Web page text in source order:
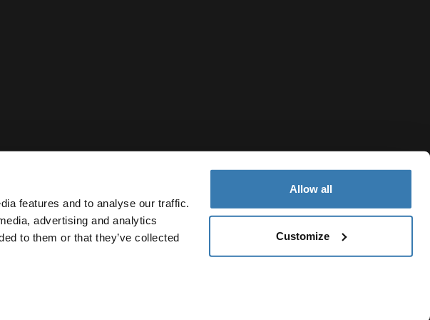
features and to analyse our traffic.
advertising and analytics
to them or that they’ve collected
Allow all
Customize
Aviso de privacidad Política de cookies Configuración de cookies Current market/
Nicaragua